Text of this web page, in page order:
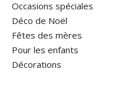
Occasions spéciales
Déco de Noël
Fêtes des mères
Pour les enfants
Décorations